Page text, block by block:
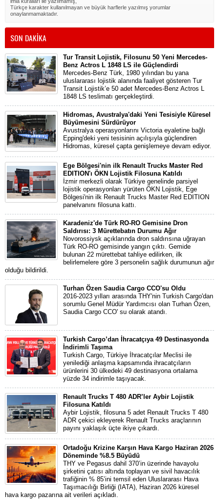
Türkçe karakter kullanılmayan ve büyük harflerle yazılmış yorumlar
onaylanmamaktadır.
SON DAKİKA
Tur Transit Lojistik, Filosunu 50 Yeni Mercedes-
Benz Actros L 1848 LS ile Güçlendirdi
Mercedes-Benz Türk, 1980 yılından bu yana
uluslararası lojistik alanında faaliyet gösteren Tur
Transit Lojistik’e 50 adet Mercedes-Benz Actros L
1848 LS teslimatı gerçekleştirdi.
Hidromas, Avustralya'daki Yeni Tesisiyle Küresel
Büyümesini Sürdürüyor
Avustralya operasyonlarını Victoria eyaletine bağlı
Epping'deki yeni tesisinin açılışıyla güçlendiren
Hidromas, küresel çapta genişlemeye devam ediyor.
Ege Bölgesi'nin ilk Renault Trucks Master Red
EDITION'ı ÖKN Lojistik Filosuna Katıldı
İzmir merkezli olarak Türkiye genelinde parsiyel
lojistik operasyonları yürüten ÖKN Lojistik, Ege
Bölgesi'nin ilk Renault Trucks Master Red EDITION
panelvanını filosuna kattı.
Karadeniz'de Türk RO-RO Gemisine Dron
Saldırısı: 3 Mürettebatın Durumu Ağır
Novorossiysk açıklarında dron saldırısına uğrayan
Türk RO-RO gemisinde yangın çıktı. Gemide
bulunan 22 mürettebat tahliye edilirken, ilk
belirlemelere göre 3 personelin sağlık durumunun ağır
olduğu bildirildi.
Turhan Özen Saudia Cargo CCO'su Oldu
2016-2023 yılları arasında THY'nin Turkish Cargo'dan
sorumlu Genel Müdür Yardımcısı olan Turhan Özen,
Saudia Cargo CCO' su olarak atandı.
Turkish Cargo’dan İhracatçıya 49 Destinasyonda
İndirimli Taşıma
Turkish Cargo, Türkiye İhracatçılar Meclisi ile
yenilediği anlaşma kapsamında ihracatçıların
ürünlerini 30 ülkedeki 49 destinasyona ortalama
yüzde 34 indirimle taşıyacak.
Renault Trucks T 480 ADR’ler Aybir Lojistik
Filosuna Katıldı
Aybir Lojistik, filosuna 5 adet Renault Trucks T 480
ADR çekici ekleyerek Renault Trucks araçlarının
payını yaklaşık üçte ikiye çıkardı.
Ortadoğu Krizine Karşın Hava Kargo Haziran 2026
Döneminde %8.5 Büyüdü
THY ve Pegasus dahil 370’in üzerinde havayolu
şirketini çatısı altında toplayan ve sivil havacılık
trafiğinin % 85’ini temsil eden Uluslararası Hava
Taşımacılığı Birliği (IATA), Haziran 2026 küresel
hava kargo pazarına ait verileri açıkladı.